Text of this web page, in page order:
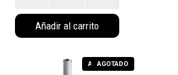
(9017)
cantidadAñadir al carrito
AGOTADO
AGOTADO